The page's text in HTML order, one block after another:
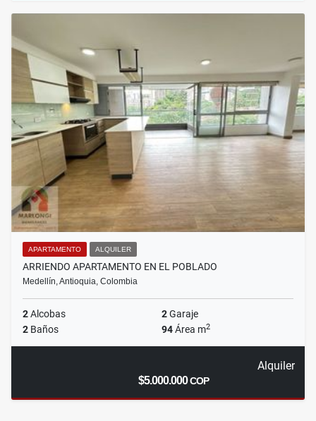
APARTAMENTO ALQUILER
ARRIENDO APARTAMENTO EN EL POBLADO
Medellín, Antioquia, Colombia
2Alcobas 2Garaje
2 Baños 94Área m2
Alquiler
$5.000.000COP